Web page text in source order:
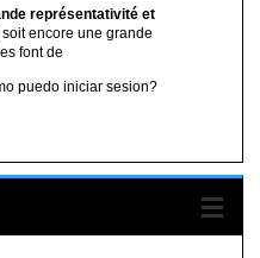
représentativité et
encore une grande
font de
puedo iniciar sesion?